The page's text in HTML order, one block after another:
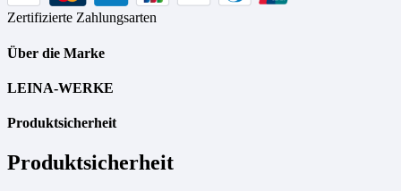
Zertifizierte Zahlungsarten
Über die Marke
LEINA-WERKE
Produktsicherheit
Produktsicherheit